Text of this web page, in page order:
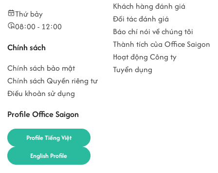
Thứ bảy
08:00 - 12:00
Chính sách
Chính sách bảo mật
Chính sách Quyền riêng tư
Điều khoản sử dụng
Profile Office Saigon
Profile Tiếng Việt
English Profile
Khách hàng đánh giá
Đối tác đánh giá
Báo chí nói về chúng tôi
Thành tích của Office Saigon
Hoạt động Công ty
Tuyển dụng